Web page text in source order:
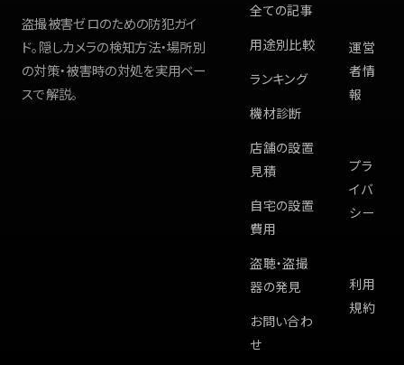
盗撮被害ゼロのための防犯ガイ
ド。隠しカメラの検知方法・場所別
の対策・被害時の対処を実用ベー
スで解説。
全ての記事
用途別比較
ランキング
機材診断
店舗の設置
見積
自宅の設置
費用
盗聴・盗撮
器の発見
お問い合わ
せ
運営
者情
報
プラ
イバ
シー
利用
規約